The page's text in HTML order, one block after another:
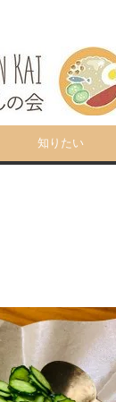
知りたい